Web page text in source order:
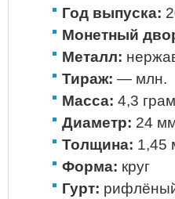
Год выпуска:
Монетный
Металл:
Тираж: — млн.
Масса: 4,3
Диаметр: 24
Толщина: 1,45
Форма: круг
Гурт: